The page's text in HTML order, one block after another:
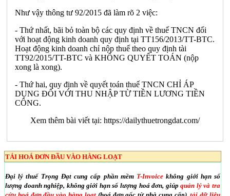
Như vậy thông tư 92/2015 đã làm rõ 2 việc:
- Thứ nhất, bãi bỏ toàn bộ các quy định về thuế TNCN đối
với hoạt động kinh doanh quy định tại TT156/2013/TT-BTC.
Hoạt động kinh doanh chỉ nộp thuế theo quy định tài
TT92/2015/TT-BTC và KHÔNG QUYẾT TOÁN (nộp
xong là xong).
- Thứ hai, quy định về quyết toán thuế TNCN CHỈ ÁP
DỤNG ĐỐI VỚI THU NHẬP TỪ TIỀN LƯƠNG TIỀN
CÔNG.
Xem thêm bài viết tại: https://dailythuetrongdat.com/
TẢI HOÁ ĐƠN ĐẦU VÀO HÀNG LOẠT
Đại lý thuế Trọng Đạt cung cấp phần mềm T-Invoice không giới hạn số
lượng doanh nghiệp, không giới hạn số lượng hoá đơn, giúpquản lý và tra